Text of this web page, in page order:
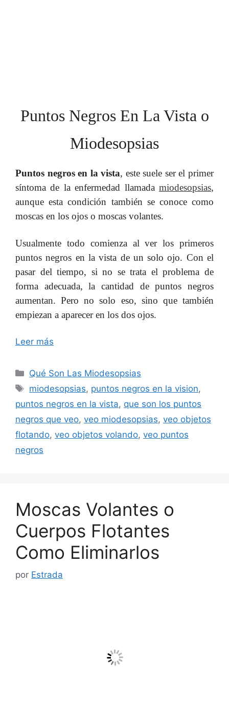
Puntos Negros En La Vista o
Miodesopsias
Puntos negros en la vista, este suele ser el primer
síntoma de la enfermedad llamada miodesopsias,
aunque esta condición también se conoce como
moscas en los ojos o moscas volantes.
Usualmente todo comienza al ver los primeros
puntos negros en la vista de un solo ojo. Con el
pasar del tiempo, si no se trata el problema de
forma adecuada, la cantidad de puntos negros
aumentan. Pero no solo eso, sino que también
empiezan a aparecer en los dos ojos.
Leer más
Categorías
Qué Son Las Miodesopsias
Etiquetas
miodesopsias, puntos negros en la vision,
puntos negros en la vista, que son los puntos
negros que veo, veo miodesopsias, veo objetos
flotando, veo objetos volando, veo puntos
negros
Moscas Volantes o
Cuerpos Flotantes
Como Eliminarlos
por Estrada